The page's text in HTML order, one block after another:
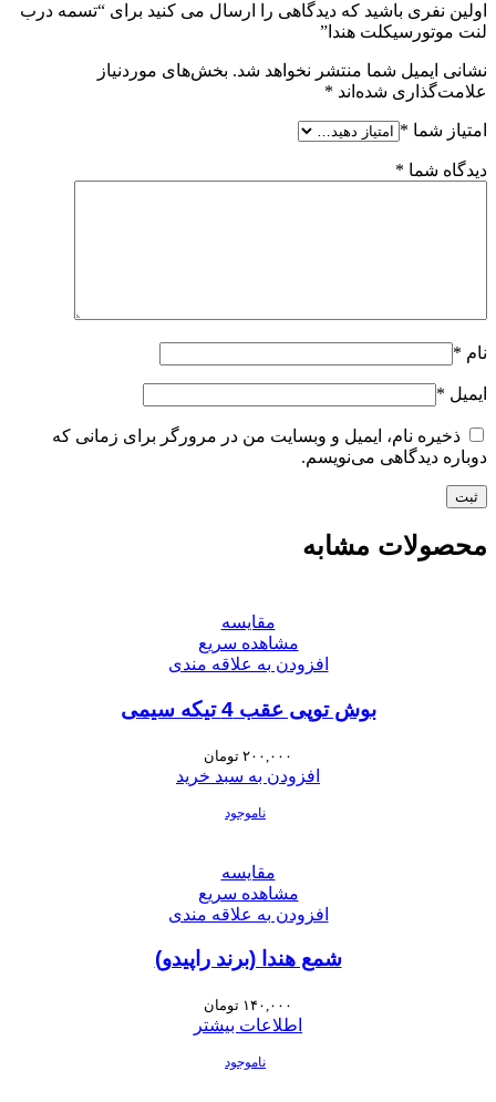
اولین نفری باشید که دیدگاهی را ارسال می کنید برای “تسمه درب
لنت موتورسیکلت هندا”
نشانی ایمیل شما منتشر نخواهد شد. بخش‌های موردنیاز
علامت‌گذاری شده‌اند *
امتیاز شما *
دیدگاه شما *
نام *
ایمیل *
ذخیره نام، ایمیل و وبسایت من در مرورگر برای زمانی که
دوباره دیدگاهی می‌نویسم.
محصولات مشابه
مقایسه
مشاهده سریع
افزودن به علاقه مندی
بوش توپی عقب 4 تیکه سیمی
۲۰۰,۰۰۰ تومان
افزودن به سبد خرید
ناموجود
مقایسه
مشاهده سریع
افزودن به علاقه مندی
شمع هندا (برند راپیدو)
۱۴۰,۰۰۰ تومان
اطلاعات بیشتر
ناموجود